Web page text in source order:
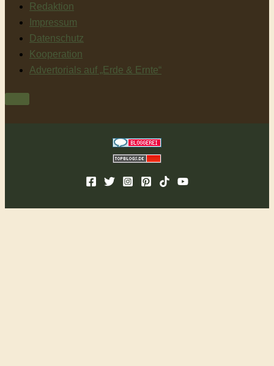
Redaktion
Impressum
Datenschutz
Kooperation
Advertorials auf „Erde & Ernte“